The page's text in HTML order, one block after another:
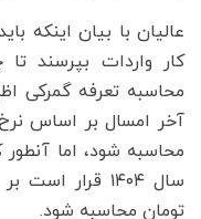
عالیان با بیان اینکه
کار واردات بپرسند
محاسبه تعرفه گمرکی
محاسبه شود، اما
تومان محاسبه شود.